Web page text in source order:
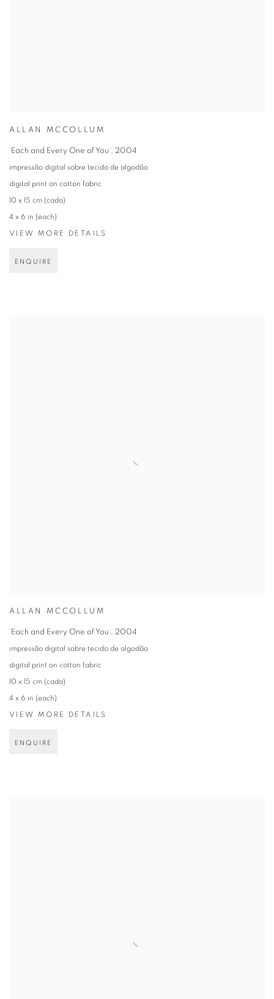
ALLAN MCCOLLUM
¨Each and Every One of You¨, 2004
impressão digital sobre tecido de algodão
digital print on cotton fabric
10 x 15 cm (cada)
4 x 6 in (each)
VIEW MORE DETAILS
ENQUIRE
ALLAN MCCOLLUM
¨Each and Every One of You¨, 2004
impressão digital sobre tecido de algodão
digital print on cotton fabric
10 x 15 cm (cada)
4 x 6 in (each)
VIEW MORE DETAILS
ENQUIRE